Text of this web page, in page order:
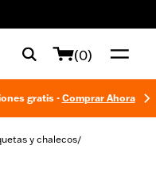
(0)
gratis - Comprar Ahora
y chalecos/